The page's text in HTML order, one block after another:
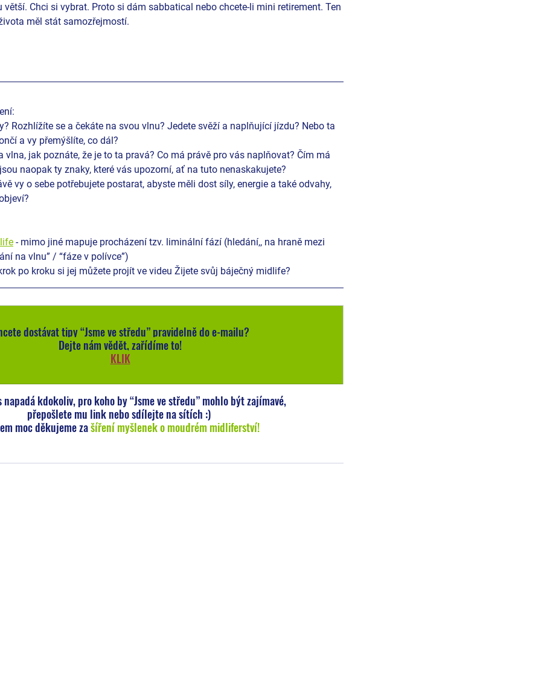
Chci si vybrat. Proto si dám sabbatical nebo chcete-li mini retirement. Ten
měl stát samozřejmostí.
Rozhlížíte se a čekáte na svou vlnu? Jedete svěží a naplňující jízdu? Nebo ta
a vy přemýšlíte, co dál?
vlna, jak poznáte, že je to ta pravá? Co má právě pro vás naplňovat? Čím má
naopak ty znaky, které vás upozorní, ať na tuto nenaskakujete?
vy o sebe potřebujete postarat, abyste měli dost síly, energie a také odvahy,
- mimo jiné mapuje procházení tzv. liminální fází (hledání,, na hraně mezi
na vlnu” / “fáze v polívce”)
po kroku si jej můžete projít ve videu Žijete svůj báječný midlife?
dostávat tipy “Jsme ve středu” pravidelně do e-mailu?
Dejte nám vědět, zařídíme to!
KLIK
napadá kdokoliv, pro koho by “Jsme ve středu” mohlo být zajímavé,
přepošlete mu link nebo sdílejte na sítích :)
moc děkujeme za šíření myšlenek o moudrém midliferství!